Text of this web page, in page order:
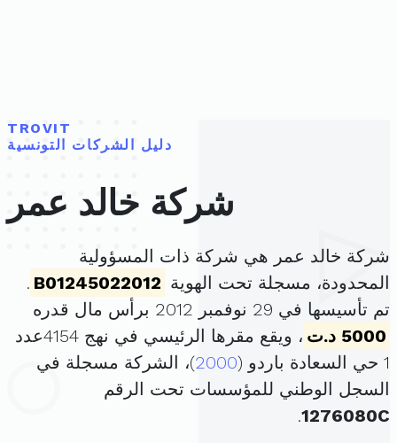
TROVIT
دليل الشركات التونسية
شركة خالد عمر
شركة خالد عمر هي شركة ذات المسؤولية
المحدودة، مسجلة تحت الهوية B01245022012
.
تم تأسيسها في 29 نوفمبر 2012 برأس مال قدره
5000 د.ت
، ويقع مقرها الرئيسي في نهج 4154عدد
1 حي السعادة باردو (
2000)، الشركة مسجلة في
السجل الوطني للمؤسسات تحت الرقم
1276080C
.